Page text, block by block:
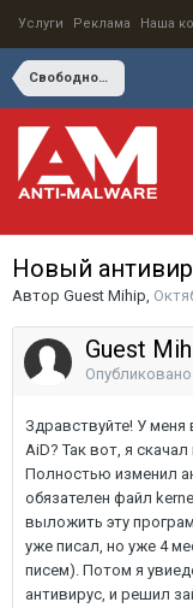
Услуги Реклама Наша
Свободное общение
Новый
Автор Guest Mihip,
Guest
Опубликовано
Здравствуйте! У
AiD? Так вот, я
Полностью изменил
обязателен файл
выложить эту
уже писал, но уже 4
писем). Потом я
антивирус, и решил